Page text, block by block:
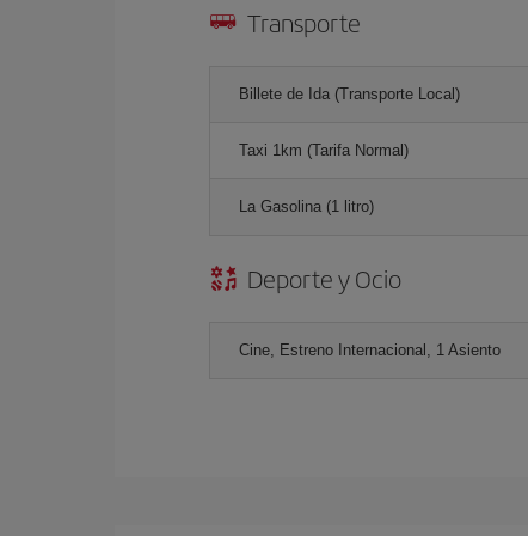
Transporte
Billete de Ida (Transporte Local)
Taxi 1km (Tarifa Normal)
La Gasolina (1 litro)
Deporte y Ocio
Cine, Estreno Internacional, 1 Asiento